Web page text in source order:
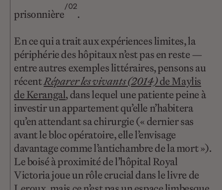
prisonnière
/02
.
En ce qui a trait aux expériences limites, la
périphérie des hôpitaux n’est pas en reste —
entre autres exemples littéraires, pensons au
récentRéparer les vivants (2014)de Maylis
de Kerangal, dans lequel une patiente peine à
investir un appartement qu’elle n’habitera
qu’en attendant sa chirurgie (« dernier sas
avant le bloc opératoire, elle l’envisage
davantage comme l’antichambre de la mort »).
Le boisé à proximité de l’hôpital Royal
Victoria joue un rôle crucial dans le livre de